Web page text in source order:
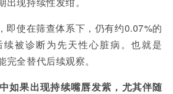
即使在筛查体系下，仍有约0.07%的
被诊断为先天性心脏病。也就是
全替代后续观察。
如果出现持续嘴唇发紫，尤其伴随